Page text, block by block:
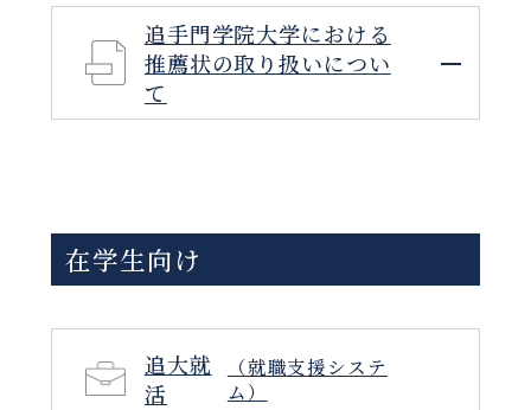
追手門学院大学における
推薦状の取り扱いについ
て
在学生向け
追大就
活
（就職支援システ
ム）